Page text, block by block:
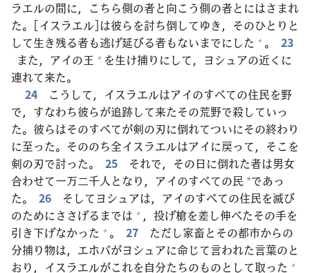
ラエルの間に，こちら側の者と向こう側の者とにはさまれ
た。[イスラエル]は彼らを討ち倒してゆき，そのひとりと
して生き残る者も逃げ延びる者もないまでにした + 。
23
また，アイの王 + を生け捕りにして，ヨシュアの近くに
連れて来た。
24
こうして，イスラエルはアイのすべての住民を野
で，すなわち彼らが追跡して来たその荒野で殺していっ
た。 彼らはそのすべてが剣の刃に倒れてついにその終わり
に至った。そののち全イスラエルはアイに戻って，そこを
剣の刃で討った。 25 それで，その日に倒れた者は男女
合わせて一万二千人となり，アイのすべての民 *であっ
た。
26 そしてヨシュアは，アイのすべての住民を滅び
のためにささげるまでは + ， 投げ槍を差し伸べたその手を
引き下げなかった + 。 27 ただし家畜とその都市からの
分捕り物は，エホバがヨシュアに命じて言われた言葉のと
おり，イスラエルがこれを自分たちのものとして取った +